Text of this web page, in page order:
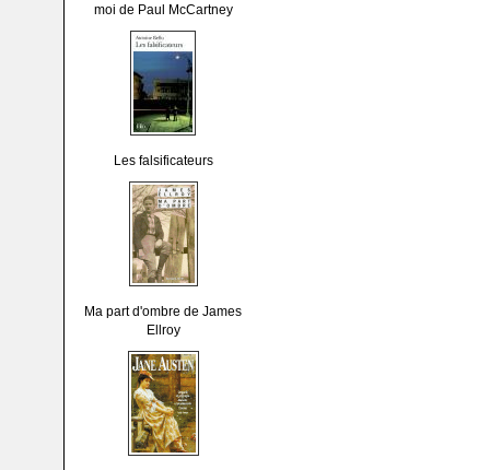
moi de Paul McCartney
Les falsificateurs
Ma part d'ombre de James
Ellroy